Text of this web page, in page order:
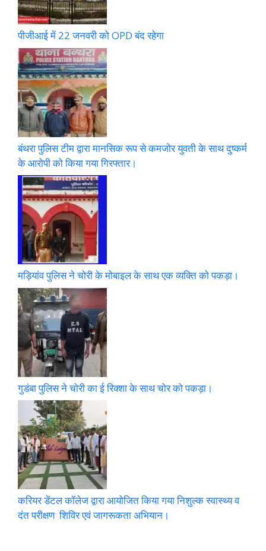
पीजीआई में 22 जनवरी को OPD बंद रहेगा
बंथरा पुलिस टीम द्वारा मानसिक रूप से कमजोर युवती के साथ दुष्कर्म
के आरोपी को किया गया गिरफ्तार।
मड़ियांव पुलिस ने चोरी के मोबाइल के साथ एक व्यक्ति को पकड़ा।
गुडंबा पुलिस ने चोरी का ई रिक्शा के साथ चोर को पकड़ा।
करियर डेंटल कॉलेज द्वारा आयोजित किया गया निशुल्क स्वास्थ्य व
दंत परीक्षण शिविर एवं जागरूकता अभियान।